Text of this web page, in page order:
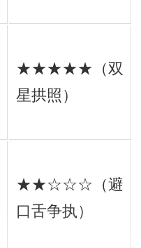
★★★★★（双
星拱照）
★★☆☆☆（避
口舌争执）